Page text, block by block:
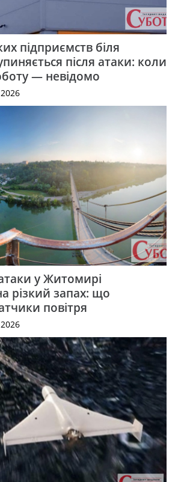
підприємств біля
після атаки: коли
— невідомо
у Житомирі
різкий запах: що
повітря